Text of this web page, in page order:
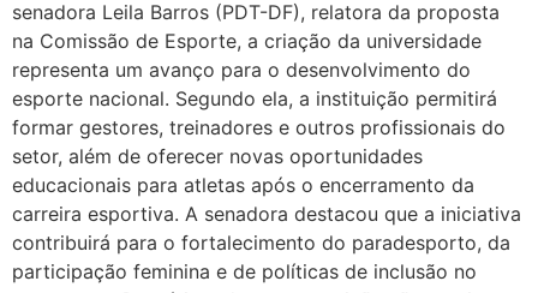
senadora Leila Barros (PDT-DF), relatora da proposta
na Comissão de Esporte, a criação da universidade
representa um avanço para o desenvolvimento do
esporte nacional. Segundo ela, a instituição permitirá
formar gestores, treinadores e outros profissionais do
setor, além de oferecer novas oportunidades
educacionais para atletas após o encerramento da
carreira esportiva. A senadora destacou que a iniciativa
contribuirá para o fortalecimento do paradesporto, da
participação feminina e de políticas de inclusão no